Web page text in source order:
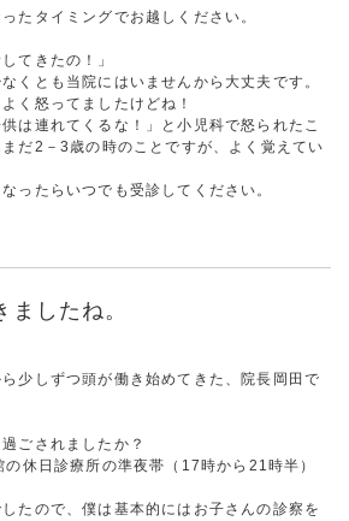
たタイミングでお越しください。
てきたの！」
くとも当院にはいませんから大丈夫です。
く怒ってましたけどね！
は連れてくるな！」と小児科で怒られたこ
だ2－3歳の時のことですが、よく覚えてい
ったらいつでも受診してください。
したね。
少しずつ頭が働き始めてきた、院長岡田で
ごされましたか？
休日診療所の準夜帯（17時から21時半）
たので、僕は基本的にはお子さんの診察を